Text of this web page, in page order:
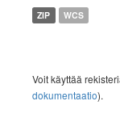
ZIP WCS
Voit käyttää
dokumentaatio).